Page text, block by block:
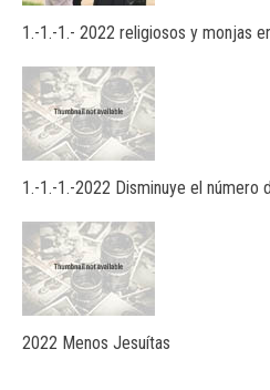
1.-1.-1.- 2022 religiosos y monjas
1.-1.-1.-2022 Disminuye el número
2022 Menos Jesuítas